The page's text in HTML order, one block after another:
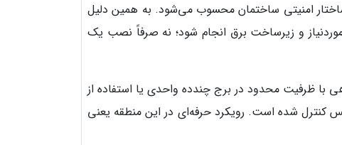
امنیتی ساختمان محسوب می‌شود. به همین دلیل
و زیرساخت برق انجام شود؛ نه صرفاً نصب یک
با ظرفیت محدود در برج چندده واحدی یا استفاده از
کنترل شده است. رویکرد حرفه‌ای در این منطقه یعنی